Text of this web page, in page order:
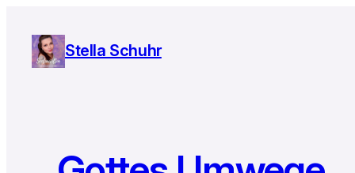
Inhalt
springen
Stella Schuhr